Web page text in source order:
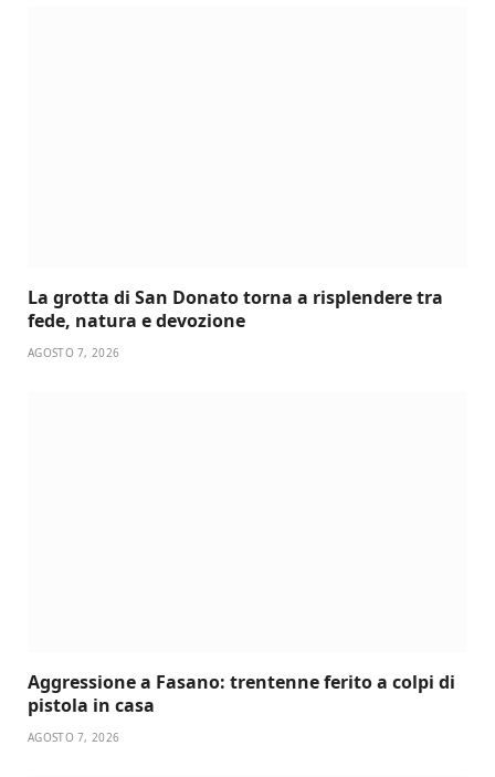
La grotta di San Donato torna a risplendere tra
fede, natura e devozione
AGOSTO 7, 2026
Aggressione a Fasano: trentenne ferito a colpi di
pistola in casa
AGOSTO 7, 2026